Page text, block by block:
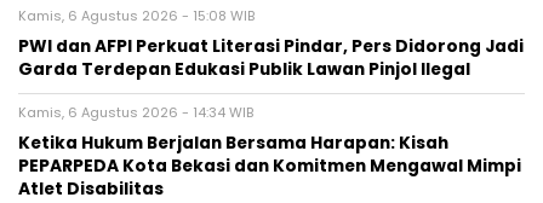
Kamis, 6 Agustus 2026 - 15:08 WIB
PWI dan AFPI Perkuat Literasi Pindar, Pers Didorong Jadi
Garda Terdepan Edukasi Publik Lawan Pinjol Ilegal
Kamis, 6 Agustus 2026 - 14:34 WIB
Ketika Hukum Berjalan Bersama Harapan: Kisah
PEPARPEDA Kota Bekasi dan Komitmen Mengawal Mimpi
Atlet Disabilitas